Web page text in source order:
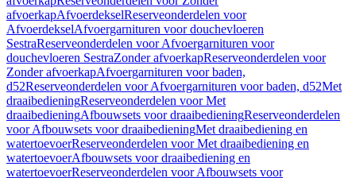
afvoerkapAfvoerdekselReserveonderdelen voor
AfvoerdekselAfvoergarnituren voor douchevloeren
SestraReserveonderdelen voor Afvoergarnituren voor
douchevloeren SestraZonder afvoerkapReserveonderdelen voor
Zonder afvoerkapAfvoergarnituren voor baden,
d52Reserveonderdelen voor Afvoergarnituren voor baden, d52Met
draaibedieningReserveonderdelen voor Met
draaibedieningAfbouwsets voor draaibedieningReserveonderdelen
voor Afbouwsets voor draaibedieningMet draaibediening en
watertoevoerReserveonderdelen voor Met draaibediening en
watertoevoerAfbouwsets voor draaibediening en
watertoevoerReserveonderdelen voor Afbouwsets voor